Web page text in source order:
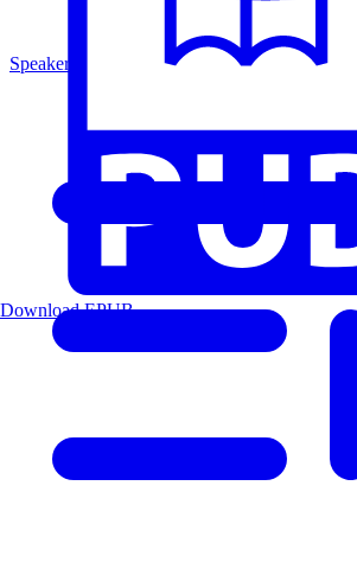
Speakers
Download EPUB